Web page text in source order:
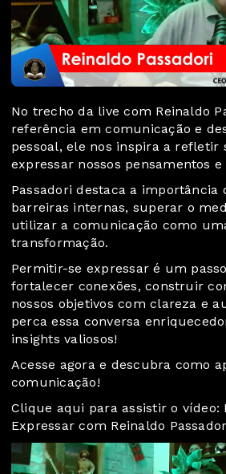
No trecho da live com Reinaldo
referência em comunicação e
pessoal, ele nos inspira a refletir
expressar nossos pensamentos e
Passadori destaca a importância
barreiras internas, superar o
utilizar a comunicação como
transformação.
Permitir-se expressar é um
fortalecer conexões, construir
nossos objetivos com clareza e
perca essa conversa
insights valiosos!
Acesse agora e descubra como
comunicação!
Clique aqui para assistir o vídeo:
Expressar com Reinaldo